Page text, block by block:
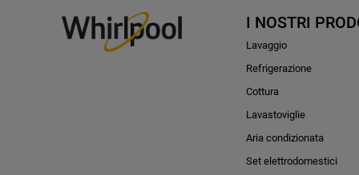
I NOSTRI
Lavaggio
Refrigerazione
Cottura
Lavastoviglie
Aria condizionata
Set elettrodomestici